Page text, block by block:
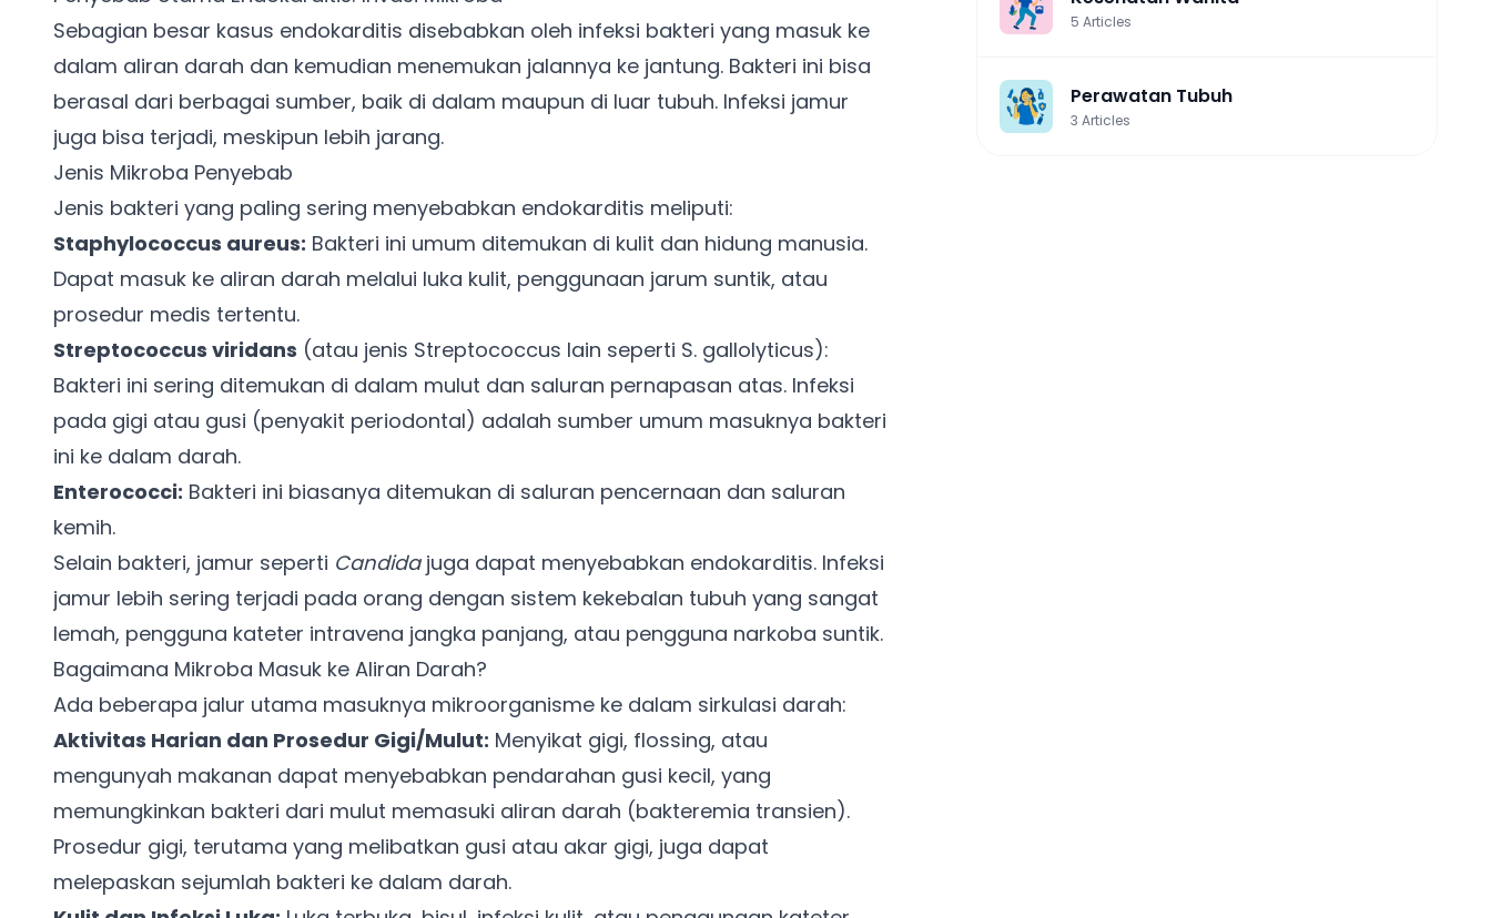
Sebagian besar kasus endokarditis disebabkan oleh infeksi bakteri yang masuk ke
dalam aliran darah dan kemudian menemukan jalannya ke jantung. Bakteri ini bisa
berasal dari berbagai sumber, baik di dalam maupun di luar tubuh. Infeksi jamur
juga bisa terjadi, meskipun lebih jarang.
Jenis Mikroba Penyebab
Jenis bakteri yang paling sering menyebabkan endokarditis meliputi:
Staphylococcus aureus: Bakteri ini umum ditemukan di kulit dan hidung manusia.
Dapat masuk ke aliran darah melalui luka kulit, penggunaan jarum suntik, atau
prosedur medis tertentu.
Streptococcus viridans (atau jenis Streptococcus lain seperti S. gallolyticus):
Bakteri ini sering ditemukan di dalam mulut dan saluran pernapasan atas. Infeksi
pada gigi atau gusi (penyakit periodontal) adalah sumber umum masuknya bakteri
ini ke dalam darah.
Enterococci: Bakteri ini biasanya ditemukan di saluran pencernaan dan saluran
kemih.
Selain bakteri, jamur seperti Candidajuga dapat menyebabkan endokarditis. Infeksi
jamur lebih sering terjadi pada orang dengan sistem kekebalan tubuh yang sangat
lemah, pengguna kateter intravena jangka panjang, atau pengguna narkoba suntik.
Bagaimana Mikroba Masuk ke Aliran Darah?
Ada beberapa jalur utama masuknya mikroorganisme ke dalam sirkulasi darah:
Aktivitas Harian dan Prosedur Gigi/Mulut: Menyikat gigi, flossing, atau
mengunyah makanan dapat menyebabkan pendarahan gusi kecil, yang
memungkinkan bakteri dari mulut memasuki aliran darah (bakteremia transien).
Prosedur gigi, terutama yang melibatkan gusi atau akar gigi, juga dapat
melepaskan sejumlah bakteri ke dalam darah.
5 Articles
Perawatan Tubuh
3 Articles